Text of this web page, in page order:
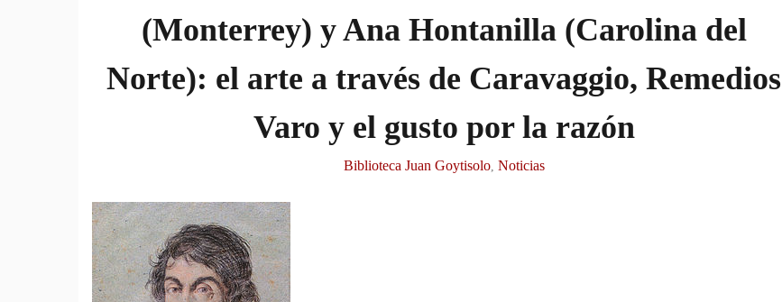
(Monterrey) y Ana Hontanilla (Carolina del
Norte): el arte a través de Caravaggio, Remedios
Varo y el gusto por la razón
Biblioteca Juan Goytisolo, Noticias